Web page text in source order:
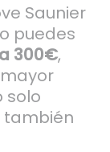
Saunier
puedes
300€,
solo
también